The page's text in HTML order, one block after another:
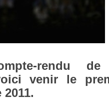
rendu de
venir le